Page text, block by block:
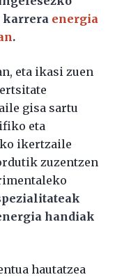
karrera energia
.
eta ikasi zuen
gisa sartu
eta
ikertzaile
zuzentzen
handiak
hautatzea